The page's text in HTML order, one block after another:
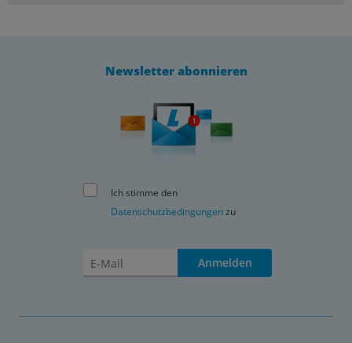
Newsletter abonnieren
Ich stimme den
Datenschutzbedingungenzu
Anmelden